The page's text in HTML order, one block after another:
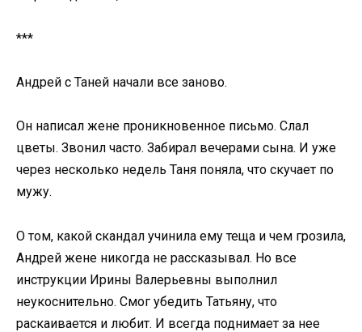
***
Андрей с Таней начали все заново.
Он написал жене проникновенное письмо. Слал
цветы. Звонил часто. Забирал вечерами сына. И уже
через несколько недель Таня поняла, что скучает по
мужу.
О том, какой скандал учинила ему теща и чем грозила,
Андрей жене никогда не рассказывал. Но все
инструкции Ирины Валерьевны выполнил
неукоснительно. Смог убедить Татьяну, что
раскаивается и любит. И всегда поднимает за нее